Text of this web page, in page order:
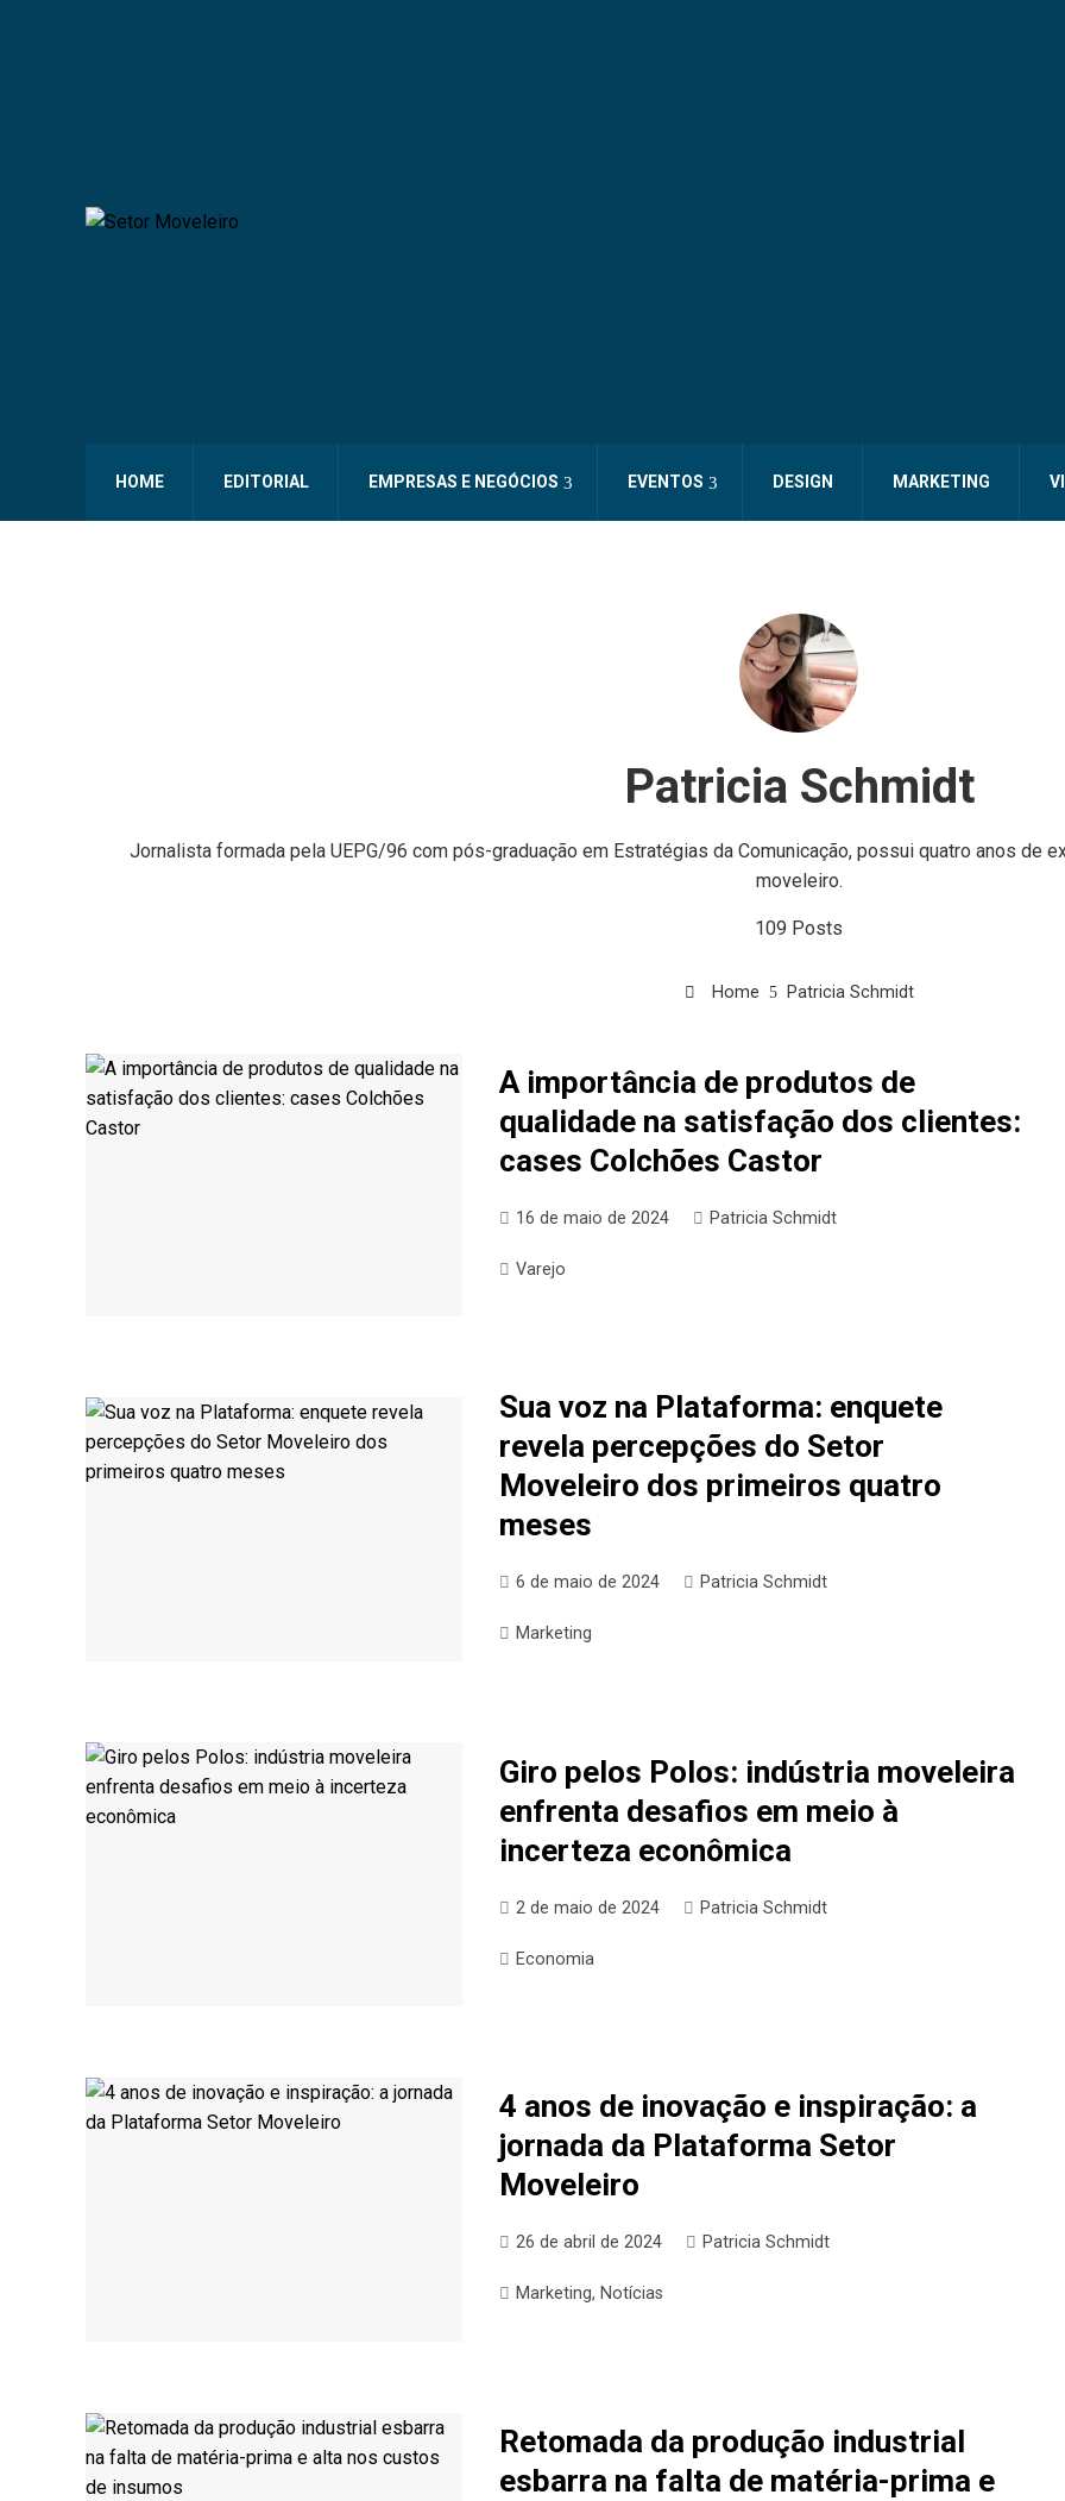
HOME EDITORIAL EMPRESAS E NEGÓCIOS EVENTOS DESIGN MARKETING
Patricia Schmidt
Jornalista formada pela UEPG/96 com pós-graduação em Estratégias da Comunicação, possui quatro anos de
moveleiro.
109 Posts
Home Patricia Schmidt
A importância de produtos de
qualidade na satisfação dos clientes:
cases Colchões Castor
16 de maio de 2024 Patricia Schmidt
Varejo
Sua voz na Plataforma: enquete
revela percepções do Setor
Moveleiro dos primeiros quatro
meses
6 de maio de 2024 Patricia Schmidt
Marketing
Giro pelos Polos: indústria moveleira
enfrenta desafios em meio à
incerteza econômica
2 de maio de 2024 Patricia Schmidt
Economia
4 anos de inovação e inspiração: a
jornada da Plataforma Setor
Moveleiro
26 de abril de 2024 Patricia Schmidt
Marketing, Notícias
Retomada da produção industrial
esbarra na falta de matéria-prima e